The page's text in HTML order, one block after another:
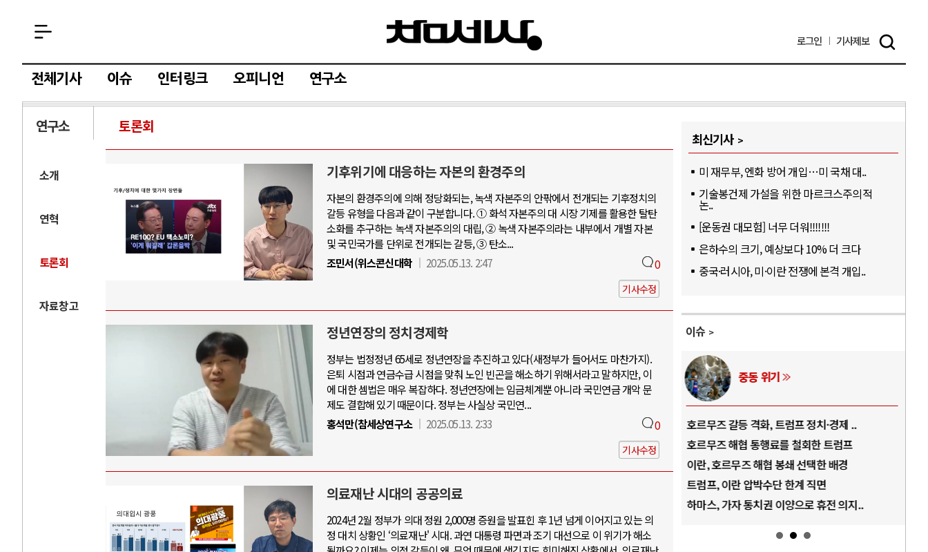
로그인 기사제보
전체기사 이슈 인터링크 오피니언 연구소
연구소 토론회
소개
연혁
토론회
자료창고
기후위기에 대응하는 자본의 환경주의
자본의 환경주의에 의해 정당화되는, 녹색 자본주의 안팎에서 전개되는 기후정치의
갈등 유형을 다음과 같이 구분합니다. ① 화석 자본주의 대 시장 기제를 활용한 탈탄
소화를 추구하는 녹색 자본주의의 대립, ② 녹색 자본주의라는 내부에서 개별 자본
및 국민국가를 단위로 전개되는 갈등, ③ 탄소...
조민서(위스콘신대학
2025.05.13. 2:47 0
기사수정
정년연장의 정치경제학
정부는 법정정년 65세로 정년연장을 추진하고 있다(새정부가 들어서도 마찬가지).
은퇴 시점과 연금수급 시점을 맞춰 노인 빈곤을 해소하기 위해서라고 말하지만, 이
에 대한 셈법은 매우 복잡하다. 정년연장에는 임금체계뿐 아니라 국민연금 개악 문
제도 결합해 있기 때문이다. 정부는 사실상 국민연...
홍석만(참세상연구소
2025.05.13. 2:33 0
기사수정
의료재난 시대의 공공의료
2024년 2월 정부가 의대 정원 2,000명 증원을 발표힌 후 1년 넘게 이어지고 있는 의
정 대치 상황인 ‘의료재난' 시대. 과연 대통령 파면과 조기 대선으로 이 위기가 해소
최신기사
미 재무부, 엔화 방어 개입…미 국채 대..
기술봉건제 가설을 위한 마르크스주의적
논..
[운동권 대모험] 너무 더워!!!!!!!
은하수의 크기, 예상보다 10% 더 크다
중국·러시아, 미·이란 전쟁에 본격 개입..
이슈
중국 AI, 저가 공세로 글로벌 토큰 시..
AI 국부펀드 구상 놓고 미국 진보진영 ..
러시아-우크라이나 전쟁
전쟁의 추상화: 우크라이나, 대리전의 역..
EU·우크라이나 드론 협력 직후, 러시아..
우크라이나, 덴마크, 에스토니아, 네덜란..
러·우크라, 대규모 공습 주고받아…민간 ..
중동 위기
호르무즈 갈등 격화, 트럼프 정치·경제 ..
호르무즈 해협 통행료를 철회한 트럼프
이란, 호르무즈 해협 봉쇄 선택한 배경
AI와 인간
중국 AI, 저가 공세로 글로벌 토큰 시..
AI 국부펀드 구상 놓고 미국 진보진영 ..
AI 데이터센터 반대 투쟁은 새로운 글로..
AI의 숨은 환경 비용: 데이터센터 확산..
AI는 어떻게 미국 민주주의를 잠식하고 ..